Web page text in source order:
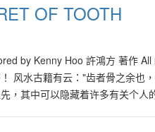
后天运势 从风水的角度看来，
籍贯，原名叫"群开"，自小常
以她的姓氏，配合其八字及喜
人助力。 那么起名或改名时，
：名字配上姓氏，必须念或听
貌)、吴仁耀(无人要)，曾豪孝
OF TOOTH
by Kenny Hoo 許鴻方 著作
风水古籍有云："齿者骨之余也
，其中可以隐藏着许多有关个